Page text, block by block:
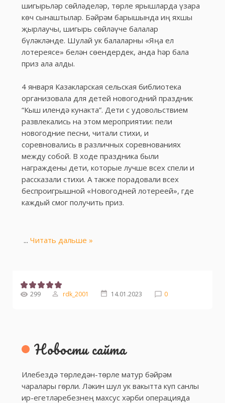
шигырьләр сөйләделәр, төрле ярышларда үзара
көч сынаштылар. Бәйрәм барышында иң яхшы
җырлаучы, шигырь сөйләүче балалар
бүләкләнде. Шулай ук балаларны «Яңа ел
лотереясе» белән сөендердек, анда һәр бала
приз ала алды.
4 января Казакларская сельская библиотека
организовала для детей новогодний праздник
“Кыш илендә кунакта”. Дети с удовольствием
развлекались на этом мероприятии: пели
новогодние песни, читали стихи, и
соревновались в различных соревнованиях
между собой. В ходе праздника были
награждены дети, которые лучше всех спели и
рассказали стихи. А также порадовали всех
беспроигрышной «Новогодней лотереей», где
каждый смог получить приз.
... Читать дальше »
299 rdk_2001 14.01.2023 0
Новости сайта
Илебездә төрледән-төрле матур бәйрәм
чаралары гөрли. Ләкин шул ук вакытта күп санлы
ир-егетләребезнең махсус хәрби операцияда